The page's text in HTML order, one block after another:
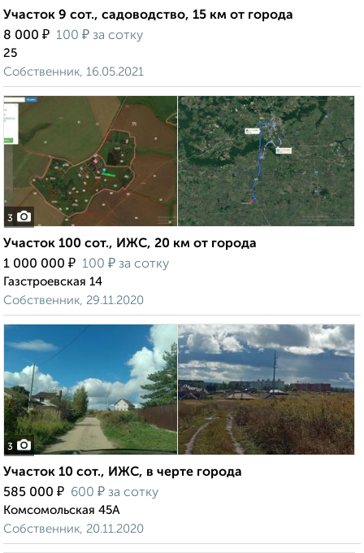
Участок 9 сот., садоводство, 15 км от города
8 000 ₽ 100 ₽ за сотку
25
Собственник, 16.05.2021
3
Участок 100 сот., ИЖС, 20 км от города
1 000 000 ₽ 100 ₽ за сотку
Газстроевская 14
Собственник, 29.11.2020
3
Участок 10 сот., ИЖС, в черте города
585 000 ₽ 600 ₽ за сотку
Комсомольская 45А
Собственник, 20.11.2020